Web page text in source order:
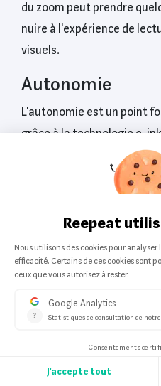
du zoom peut prendre
nuire à l'expérience de
visuels.
Autonomie
L'autonomie est un point
grâce à la technologie e-
offrent une autonomie de
de mois, avec une
30 minutes de lecture par
30%). L'utilisation du Wi-
liseuse reste de loin
gourmand en énergie,
fréquentes.
Le prix des liseuses varie